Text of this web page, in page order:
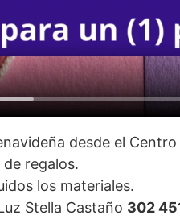
desde el
regalos.
los materiales.
Stella Castaño 302